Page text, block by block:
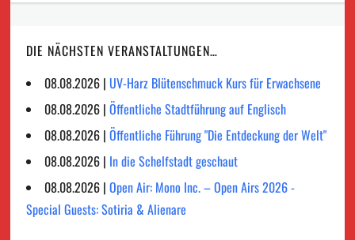
DIE NÄCHSTEN VERANSTALTUNGEN…
08.08.2026 | UV-Harz Blütenschmuck Kurs für Erwachsene
08.08.2026 |Öffentliche Stadtführung auf Englisch
08.08.2026 |Öffentliche Führung "Die Entdeckung der Welt"
08.08.2026 | In die Schelfstadt geschaut
08.08.2026 |Open Air: Mono Inc. – Open Airs 2026 -
Special Guests: Sotiria & Alienare